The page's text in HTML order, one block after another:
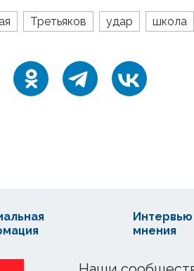
Третьяков удар школа
Интервью
мнения